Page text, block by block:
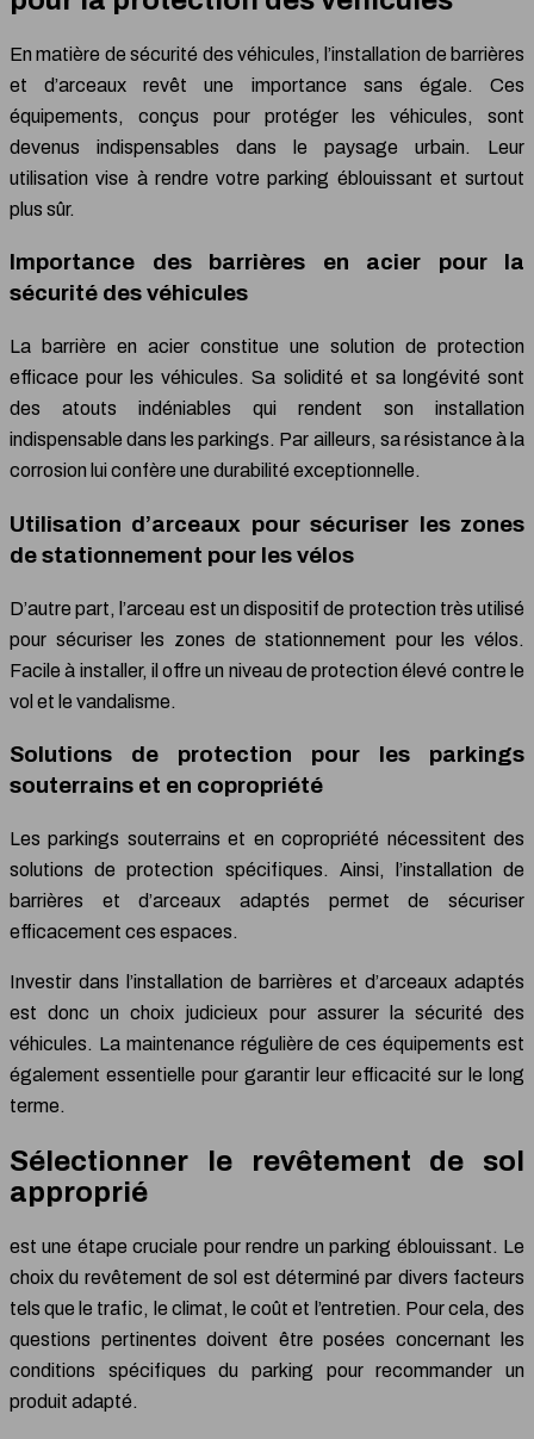
En matière de sécurité des véhicules, l’installation de barrières
et d’arceaux revêt une importance sans égale. Ces
équipements, conçus pour protéger les véhicules, sont
devenus indispensables dans le paysage urbain. Leur
utilisation vise à rendre votre parking éblouissant et surtout
plus sûr.
Importance des barrières en acier pour la
sécurité des véhicules
La barrière en acier constitue une solution de protection
efficace pour les véhicules. Sa solidité et sa longévité sont
des atouts indéniables qui rendent son installation
indispensable dans les parkings. Par ailleurs, sa résistance à la
corrosion lui confère une durabilité exceptionnelle.
Utilisation d’arceaux pour sécuriser les zones
de stationnement pour les vélos
D’autre part, l’arceau est un dispositif de protection très utilisé
pour sécuriser les zones de stationnement pour les vélos.
Facile à installer, il offre un niveau de protection élevé contre le
vol et le vandalisme.
Solutions de protection pour les parkings
souterrains et en copropriété
Les parkings souterrains et en copropriété nécessitent des
solutions de protection spécifiques. Ainsi, l’installation de
barrières et d’arceaux adaptés permet de sécuriser
efficacement ces espaces.
Investir dans l’installation de barrières et d’arceaux adaptés
est donc un choix judicieux pour assurer la sécurité des
véhicules. La maintenance régulière de ces équipements est
également essentielle pour garantir leur efficacité sur le long
terme.
Sélectionner le revêtement de sol
approprié
est une étape cruciale pour rendre un parking éblouissant. Le
choix du revêtement de sol est déterminé par divers facteurs
tels que le trafic, le climat, le coût et l’entretien. Pour cela, des
questions pertinentes doivent être posées concernant les
conditions spécifiques du parking pour recommander un
produit adapté.